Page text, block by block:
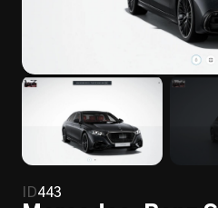
ID443